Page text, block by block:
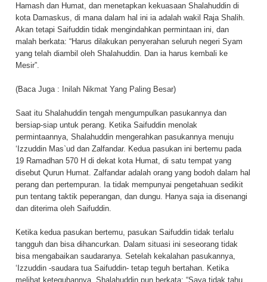
Hamash dan Humat, dan menetapkan kekuasaan Shalahuddin di
kota Damaskus, di mana dalam hal ini ia adalah wakil Raja Shalih.
Akan tetapi Saifuddin tidak mengindahkan permintaan ini, dan
malah berkata: “Harus dilakukan penyerahan seluruh negeri Syam
yang telah diambil oleh Shalahuddin. Dan ia harus kembali ke
Mesir”.
(Baca Juga : Inilah Nikmat Yang Paling Besar)
Saat itu Shalahuddin tengah mengumpulkan pasukannya dan
bersiap-siap untuk perang. Ketika Saifuddin menolak
permintaannya, Shalahuddin mengerahkan pasukannya menuju
‘Izzuddin Mas`ud dan Zalfandar. Kedua pasukan ini bertemu pada
19 Ramadhan 570 H di dekat kota Humat, di satu tempat yang
disebut Qurun Humat. Zalfandar adalah orang yang bodoh dalam hal
perang dan pertempuran. Ia tidak mempunyai pengetahuan sedikit
pun tentang taktik peperangan, dan dungu. Hanya saja ia disenangi
dan diterima oleh Saifuddin.
Ketika kedua pasukan bertemu, pasukan Saifuddin tidak terlalu
tangguh dan bisa dihancurkan. Dalam situasi ini seseorang tidak
bisa mengabaikan saudaranya. Setelah kekalahan pasukannya,
‘Izzuddin -saudara tua Saifuddin- tetap teguh bertahan. Ketika
melihat keteguhannya, Shalahuddin pun berkata: “Saya tidak tahu,